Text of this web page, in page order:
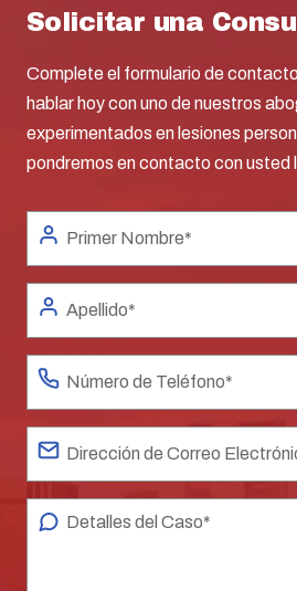
Solicitar una
Complete el formulario de
hablar hoy con uno de nuestros
experimentados en lesiones
pondremos en contacto con usted